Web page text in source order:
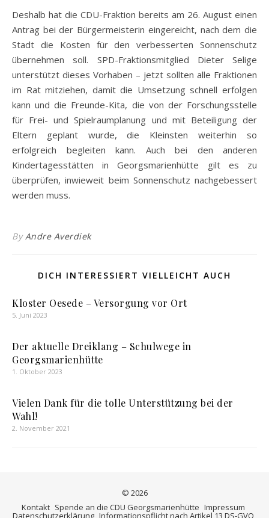
Deshalb hat die CDU-Fraktion bereits am 26. August einen
Antrag bei der Bürgermeisterin eingereicht, nach dem die
Stadt die Kosten für den verbesserten Sonnenschutz
übernehmen soll. SPD-Fraktionsmitglied Dieter Selige
unterstützt dieses Vorhaben – jetzt sollten alle Fraktionen
im Rat mitziehen, damit die Umsetzung schnell erfolgen
kann und die Freunde-Kita, die von der Forschungsstelle
für Frei- und Spielraumplanung und mit Beteiligung der
Eltern geplant wurde, die Kleinsten weiterhin so
erfolgreich begleiten kann. Auch bei den anderen
Kindertagesstätten in Georgsmarienhütte gilt es zu
überprüfen, inwieweit beim Sonnenschutz nachgebessert
werden muss.
ByAndre Averdiek
DICH INTERESSIERT VIELLEICHT AUCH
Kloster Oesede – Versorgung vor Ort
5. Juni 2023
Der aktuelle Dreiklang – Schulwege in
Georgsmarienhütte
1. Oktober 2023
Vielen Dank für die tolle Unterstützung bei der
Wahl!
2. November 2021
© 2026
Kontakt Spende an die CDU Georgsmarienhütte Impressum
Datenschutzerklärung Informationspflicht nach Artikel 13 DS-GVO